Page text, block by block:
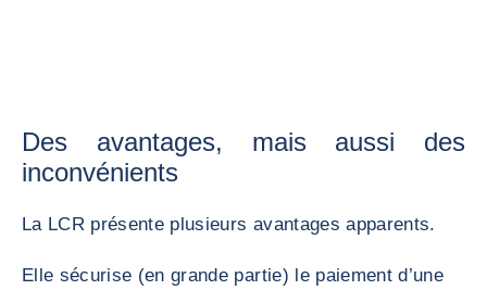
Des avantages, mais aussi des
inconvénients
La LCR présente plusieurs avantages apparents.
Elle sécurise (en grande partie) le paiement d’une